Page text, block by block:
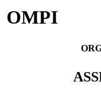
OMPI